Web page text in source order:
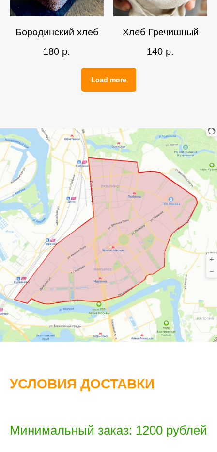
Бородинский хлеб
180 р.
Хлеб Гречишный
140 р.
Load more
УСЛОВИЯ ДОСТАВКИ
Минимальный заказ: 1200 рублей